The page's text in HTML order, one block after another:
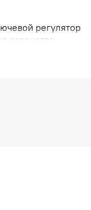
регулятор
равенства
внесения
ООП школы